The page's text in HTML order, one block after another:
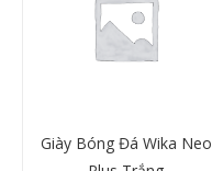
Giày Bóng Đá Wika Neo